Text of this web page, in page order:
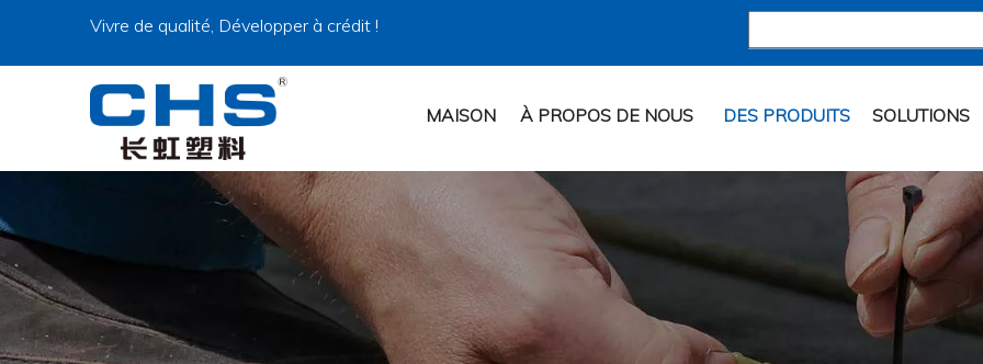
Vivre de qualité, Développer à crédit !
MAISON À PROPOS DE NOUS DES PRODUITS SOLUTIONS